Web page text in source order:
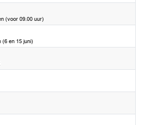
(voor 09.00 uur)
(6 en 15 juni)